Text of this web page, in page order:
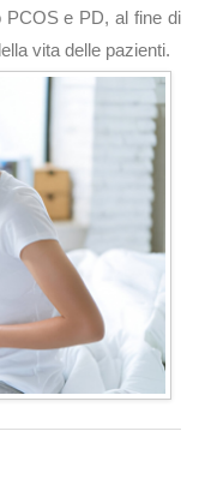
PCOS e PD, al fine di
vita delle pazienti.